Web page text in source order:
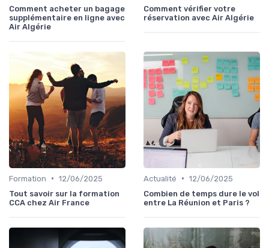
Comment acheter un bagage
supplémentaire en ligne avec
Air Algérie
Comment vérifier votre
réservation avec Air Algérie
Formation • 12/06/2025
Tout savoir sur la formation
CCA chez Air France
Actualité • 12/06/2025
Combien de temps dure le vol
entre La Réunion et Paris ?